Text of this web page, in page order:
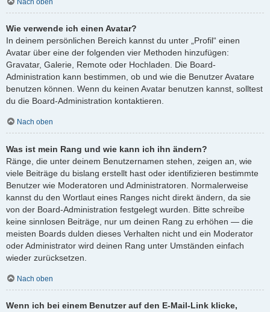
Wie verwende ich einen Avatar?
In deinem persönlichen Bereich kannst du unter „Profil“ einen
Avatar über eine der folgenden vier Methoden hinzufügen:
Gravatar, Galerie, Remote oder Hochladen. Die Board-
Administration kann bestimmen, ob und wie die Benutzer Avatare
benutzen können. Wenn du keinen Avatar benutzen kannst, solltest
du die Board-Administration kontaktieren.
Nach oben
Was ist mein Rang und wie kann ich ihn ändern?
Ränge, die unter deinem Benutzernamen stehen, zeigen an, wie
viele Beiträge du bislang erstellt hast oder identifizieren bestimmte
Benutzer wie Moderatoren und Administratoren. Normalerweise
kannst du den Wortlaut eines Ranges nicht direkt ändern, da sie
von der Board-Administration festgelegt wurden. Bitte schreibe
keine sinnlosen Beiträge, nur um deinen Rang zu erhöhen — die
meisten Boards dulden dieses Verhalten nicht und ein Moderator
oder Administrator wird deinen Rang unter Umständen einfach
wieder zurücksetzen.
Nach oben
Wenn ich bei einem Benutzer auf den E-Mail-Link klicke,